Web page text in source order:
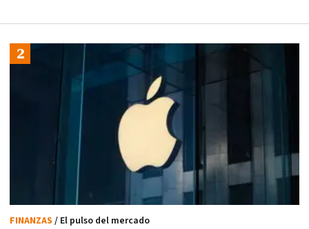
FINANZAS / El pulso del mercado